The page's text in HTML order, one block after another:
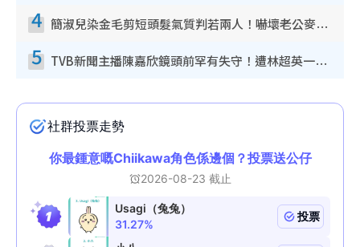
4 簡淑兒染金毛剪短頭髮氣質判若兩人！嚇壞老公麥大力都認唔出：「你做咩事？」
5 TVB新聞主播陳嘉欣鏡頭前罕有失守！遭林超英一句說話突襲嚇親當場大笑